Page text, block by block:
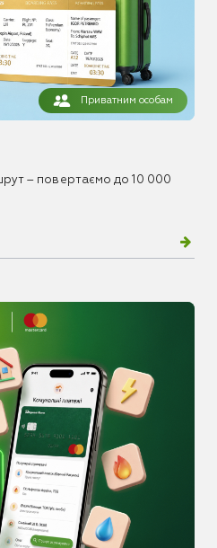
Приватним особам
– повертаємо до 10 000